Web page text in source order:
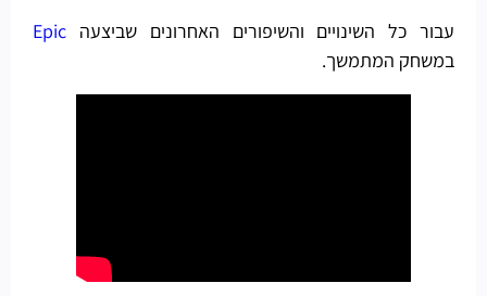
עבור כל השינויים והשיפורים האחרונים שביצעה Epic
במשחק המתמשך.